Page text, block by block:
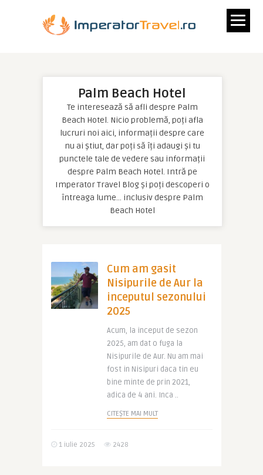
Palm Beach Hotel
Te interesează să afli despre Palm
Beach Hotel. Nicio problemă, poți afla
lucruri noi aici, informații despre care
nu ai știut, dar poți să îți adaugi și tu
punctele tale de vedere sau informații
despre Palm Beach Hotel. Intră pe
Imperator Travel Blog și poți descoperi o
întreaga lume… inclusiv despre Palm
Beach Hotel
Cum am gasit
Nisipurile de Aur la
inceputul sezonului
2025
Acum, la inceput de sezon
2025, am dat o fuga la
Nisipurile de Aur. Nu am mai
fost in Nisipuri daca tin eu
bine minte de prin 2021,
adica de 4 ani. Inca ..
CITEȘTE MAI MULT
1 iulie 2025 2428